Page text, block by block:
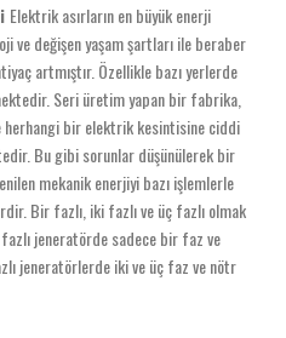
Elektrik asırların en büyük enerji
ve değişen yaşam şartları ile beraber
artmıştır. Özellikle bazı yerlerde
Seri üretim yapan bir fabrika,
herhangi bir elektrik kesintisine ciddi
Bu gibi sorunlar düşünülerek bir
mekanik enerjiyi bazı işlemlerle
Bir fazlı, iki fazlı ve üç fazlı olmak
jeneratörde sadece bir faz ve
jeneratörlerde iki ve üç faz ve nötr